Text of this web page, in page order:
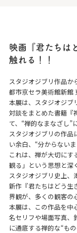
映画『君たちは
触れる！！
スタジオジブリ作品
都市京セラ美術館新館
本展は、スタジオジブ
対談をまとめた書籍『
て、“禅的なまなざし”
スタジオジブリの作
い余白、“分からない
これは、禅が大切にす
観る」という思想と深
スタジオジブリ史上
新作『君たちはどう生
界観が、多くの観客の
本展は、この作品を中
名セリフや場面写真、
に通底する禅的な“も